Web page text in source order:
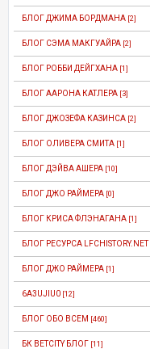
БЛОГ ДЖИМА БОРДМАНА [2]
БЛОГ СЭМА МАКГУАЙРА [2]
БЛОГ РОББИ ДЕЙГХАНА [1]
БЛОГ ААРОНА КАТЛЕРА [3]
БЛОГ ДЖОЗЕФА КАЗИНСА [2]
БЛОГ ОЛИВЕРА СМИТА [1]
БЛОГ ДЭЙВА АШЕРА [10]
БЛОГ ДЖО РАЙМЕРА [0]
БЛОГ КРИСА ФЛЭНАГАНА [1]
БЛОГ РЕСУРСА LFCHISTORY.NET
БЛОГ ДЖО РАЙМЕРА [1]
6A3UJIU0 [12]
БЛОГ ОБО ВСЕМ [460]
БК BETCITY БЛОГ [11]